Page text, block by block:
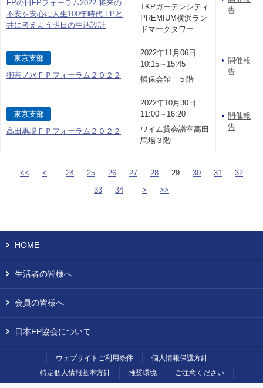
FPの日FPフォーラム2022 将来の
不安を安心に人生100年時代 FPと
共に考えよう明日の生活設計
TKPガーデンシティ
PREMIUM横浜ラン
ドマークタワー
告
東京支部
御茶ノ水ＦＰフォーラム２０２２
2022年11月06日
10:15～15:45
損保会館 ５階
開催報
告
東京支部
高田馬場ＦＰフォーラム２０２２
2022年10月30日
11:00～16:20
ワイム貸会議室高田
馬場３階
開催報
告
<< < 24 25 26 27 28 29 30 31
32
33
34 > >>
HOME
生活者の皆様へ
会員の皆様へ
日本FP協会について
ウェブサイトご利用条件
個人情報保護方針
特定個人情報基本方針
推奨環境 ご注意ください